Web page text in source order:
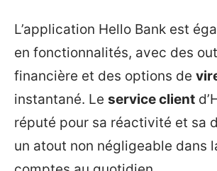
L’application Hello Bank est
en fonctionnalités, avec des
financière et des options de
instantané. Le service client
réputé pour sa réactivité et sa
un atout non négligeable dans